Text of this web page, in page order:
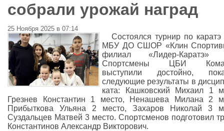
собрали урожай наград
25 Ноября 2025 в 07:14
Состоялся турнир по каратэ
МБУ ДО СШОР «Клин
филиал «Лидер-Каратэ»
Спортсмены ЦБИ
выступили достойно,
следующие результаты в
ката: Кашковский Михаил 1
Грезнев Константин 1 место, Ненашева Милана 2
Прибыткова Ульяна 2 место, Захаров Николай 3
Суздальцев Матвей 3 место. Спортсменов подготовил
Константинов Александр Викторович.